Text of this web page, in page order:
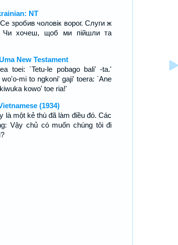
NT
зробив чоловік ворог. Слуги ж
Чи хочеш, щоб ми пійшли та
New Testament
toei: `Tetu-le pobago bali' -ta.'
mi to ngkoni' gaji' toera: `Ane
kowo' toe ria!'
(1934)
là một kẻ thù đã làm điều đó. Các
Vậy chủ có muốn chúng tôi đi